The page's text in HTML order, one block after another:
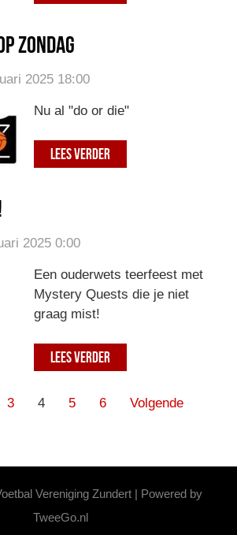
zondag
2025 18:00
Nu al "do or die"
LEES VERDER
2025 0:00
Een ouderwets teerfeest met
Mystery Quests die je niet
graag mist!
LEES VERDER
3 4 5 6 Volgende
Vereniging Zundert | Powered by
TweeGo.nl